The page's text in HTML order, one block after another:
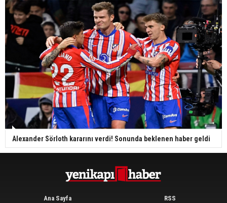
Alexander Sörloth kararını verdi! Sonunda beklenen haber geldi
Ana Sayfa
RSS